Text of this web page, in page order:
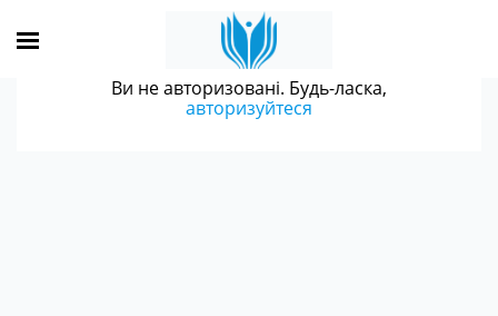
Ви не авторизовані. Будь-ласка,
авторизуйтеся